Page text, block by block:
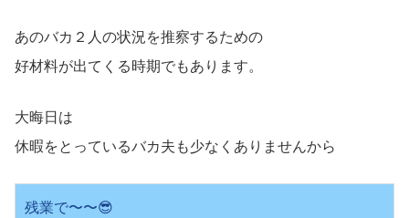
あのバカ２人の状況を推察するための
好材料が出てくる時期でもあります。
大晦日は
休暇をとっているバカ夫も少なくありませんから
残業で〜〜😎